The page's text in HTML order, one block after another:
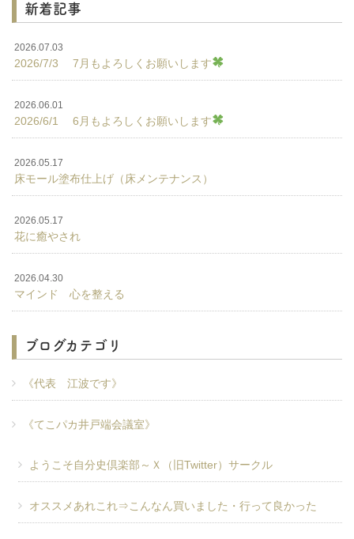
新着記事
2026.07.03
2026/7/3 7月もよろしくお願いします
2026.06.01
2026/6/1 6月もよろしくお願いします
2026.05.17
床モール塗布仕上げ（床メンテナンス）
2026.05.17
花に癒やされ
2026.04.30
マインド 心を整える
ブログカテゴリ
《代表 江波です》
《てこパカ井戸端会議室》
ようこそ自分史倶楽部～Ｘ（旧Twitter）サークル
オススメあれこれ⇒こんなん買いました・行って良かった